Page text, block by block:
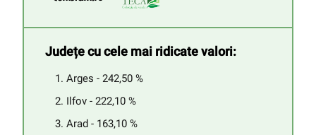
Județe cu cele mai ridicate valori:
Arges - 242,50 %
Ilfov - 222,10 %
Arad - 163,10 %